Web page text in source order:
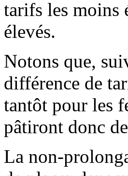
tarifs les moins
élevés.
Notons que,
différence de
tantôt pour les
pâtiront donc
La non-